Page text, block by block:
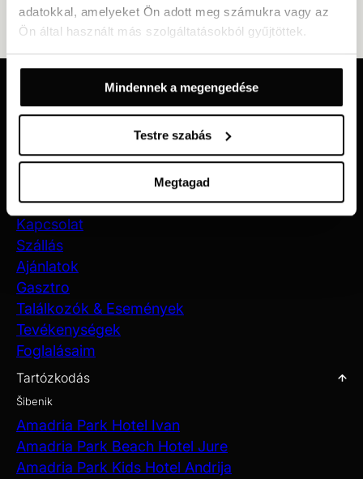
adatokkal, amelyeket Ön adott meg számukra vagy az
Ön által használt más szolgáltatásokból gyűjtöttek.
Mindennek a megengedése
Testre szabás
Megtagad
Kapja meg legújabb ajánlatainkat és híreinket
REGISZTRÁLJON MOST
Hotel Continental
Kapcsolat
Szállás
Ajánlatok
Gasztro
Találkozók & Események
Tevékenységek
Foglalásaim
Tartózkodás
Šibenik
Amadria Park Hotel Ivan
Amadria Park Beach Hotel Jure
Amadria Park Kids Hotel Andrija